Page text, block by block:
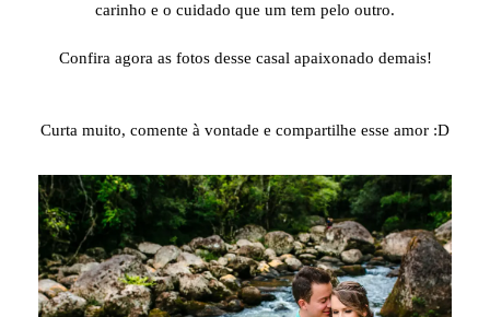
carinho e o cuidado que um tem pelo outro.
Confira agora as fotos desse casal apaixonado demais!
Curta muito, comente à vontade e compartilhe esse amor :D